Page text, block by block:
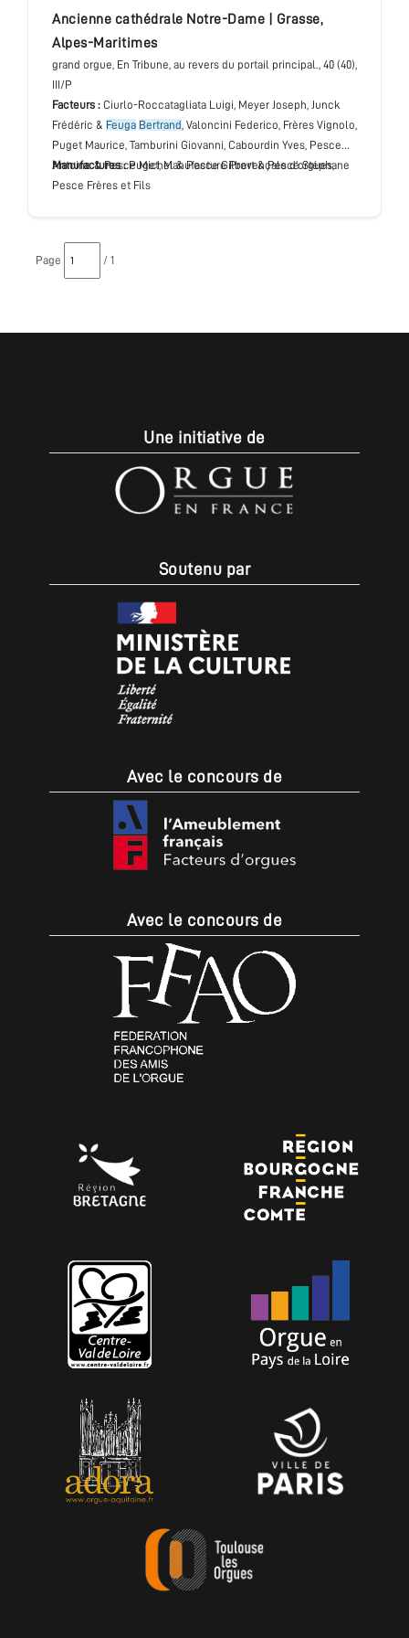
ancienne cathédrale Notre-Dame Grasse,
Alpes-Maritimes
grand orgue, En Tribune, au revers du portail principal., 40 (40),
III/P
Facteurs : Ciurlo-Roccatagliata Luigi, Meyer Joseph, Junck
Frédéric & Feuga Bertrand, Valoncini Federico, Frères Vignolo,
Puget Maurice, Tamburini Giovanni, Cabourdin Yves, Pesce
Antoine & Pesce Michel & Pesce Gilbert & Pesce Stéphane
Manufactures : Puget, Manufacture Provençale d’orgues,
Pesce Frères et Fils
Page / 1
Une initiative de
Soutenu par
Avec le concours de
Avec le concours de